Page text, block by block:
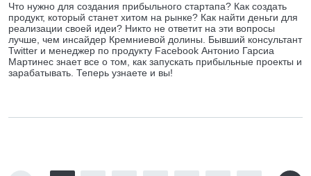
Что нужно для создания прибыльного стартапа? Как создать
продукт, который станет хитом на рынке? Как найти деньги для
реализации своей идеи? Никто не ответит на эти вопросы
лучше, чем инсайдер Кремниевой долины. Бывший консультант
Twitter и менеджер по продукту Facebook Антонио Гарсиа
Мартинес знает все о том, как запускать прибыльные проекты и
зарабатывать. Теперь узнаете и вы!